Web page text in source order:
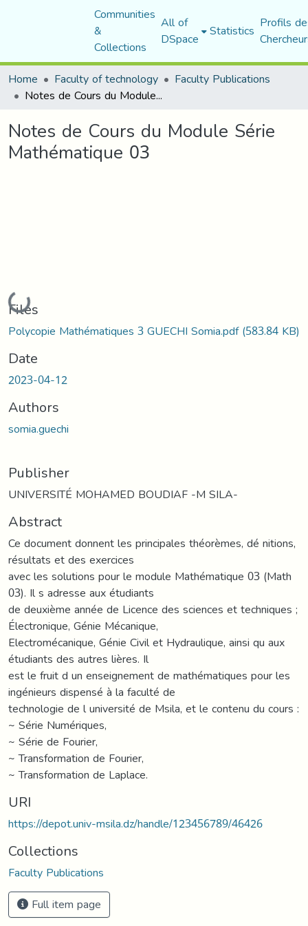
Communities
&
Collections
All of
DSpace Statistics Profils
Home
Faculty of technology Faculty Publications
Notes de Cours du Module Série Mathématique 03
Notes de Cours du Module Série
Mathématique 03
Loading...
Files
Polycopie Mathématiques 3 GUECHI Somia.pdf(583.84 KB)
Date
2023-04-12
Authors
somia.guechi
Publisher
UNIVERSITÉ MOHAMED BOUDIAF -M SILA-
Abstract
Ce document donnent les principales théorèmes, dé nitions,
résultats et des exercices
avec les solutions pour le module Mathématique 03 (Math
03). Il s adresse aux étudiants
de deuxième année de Licence des sciences et techniques ;
Électronique, Génie Mécanique,
Electromécanique, Génie Civil et Hydraulique, ainsi qu aux
étudiants des autres lières. Il
est le fruit d un enseignement de mathématiques pour les
ingénieurs dispensé à la faculté de
technologie de l université de Msila, et le contenu du cours :
~ Série Numériques,
~ Série de Fourier,
~ Transformation de Fourier,
~ Transformation de Laplace.
URI
https://depot.univ-msila.dz/handle/123456789/46426
Collections
Faculty Publications
Full item page